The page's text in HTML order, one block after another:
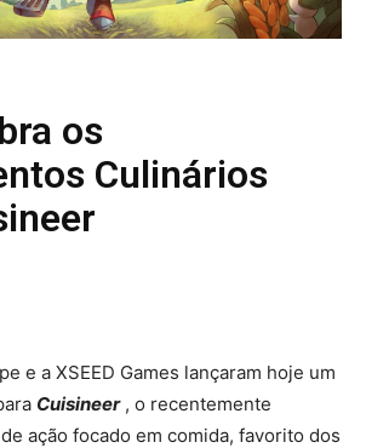
os
Culinários
e a XSEED Games lançaram hoje um
Cuisineer, o recentemente
ação focado em comida, favorito dos